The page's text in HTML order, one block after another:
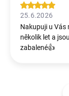
25.6.2026
Nakupuji u Vás
několik let a
zabalené👍